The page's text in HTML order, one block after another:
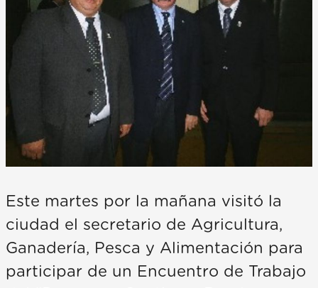
Este martes por la mañana visitó la
ciudad el secretario de Agricultura,
Ganadería, Pesca y Alimentación para
participar de un Encuentro de Trabajo